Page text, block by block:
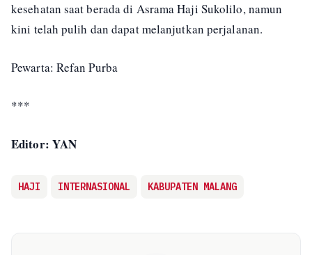
kesehatan saat berada di Asrama Haji Sukolilo, namun
kini telah pulih dan dapat melanjutkan perjalanan.
Pewarta: Refan Purba
***
Editor: YAN
HAJI INTERNASIONAL KABUPATEN MALANG